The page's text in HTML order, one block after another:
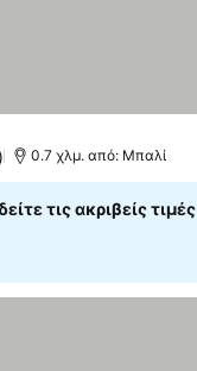
0.7 χλμ. από: Μπαλί
τις ακριβείς τιμές